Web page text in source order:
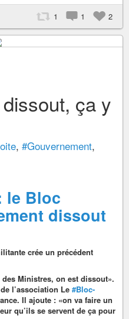
1 1 2
dissout, ça y
, #Gouvernement,
le Bloc
dissout
crée un précédent
des Ministres, on est dissout».
l’association Le #Bloc-
Il ajoute : «on va faire un
qu’ils se servent de ça pour